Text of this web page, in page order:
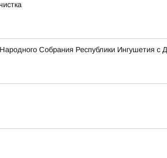
Собрания Республики Ингушетия с